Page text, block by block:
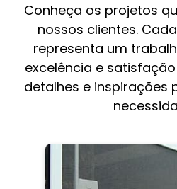
Conheça os projetos
nossos clientes.
representa um
excelência e
detalhes e inspirações